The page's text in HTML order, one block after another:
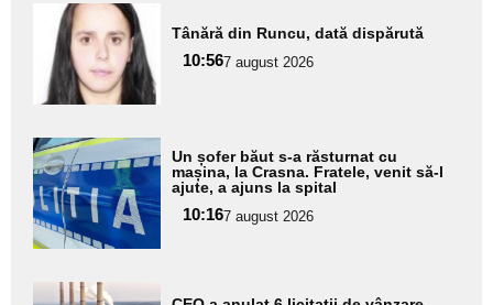
Adaugă
aici textul
pentru
subtitlu
Tânără din Runcu, dată dispărută
10:567 august 2026
Adaugă
aici textul
pentru
subtitlu
Un șofer băut s-a răsturnat cu
mașina, la Crasna. Fratele, venit să-l
ajute, a ajuns la spital
10:167 august 2026
Adaugă